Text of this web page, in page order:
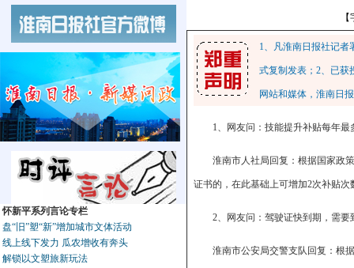
怀新平系列言论专栏
盘“旧”塑“新”增加城市文体活动
线上线下发力 瓜农增收有奔头
解锁以文塑旅新玩法
1、凡淮南日报社记
式复制发表；2、已获
网站和媒体，淮南日
1、网友问：技能提升补贴每年最
淮南市人社局回复：根据国家政
证书的，在此基础上可增加2次补贴次
2、网友问：驾驶证快到期，需
淮南市公安局交警支队回复：根